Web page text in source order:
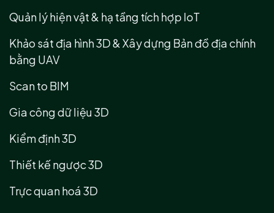
Quản lý hiện vật & hạ tầng tích hợp IoT
Khảo sát địa hình 3D & Xây dựng Bản đồ địa chính
bằng UAV
Scan to BIM
Gia công dữ liệu 3D
Kiểm định 3D
Thiết kế ngược 3D
Trực quan hoá 3D